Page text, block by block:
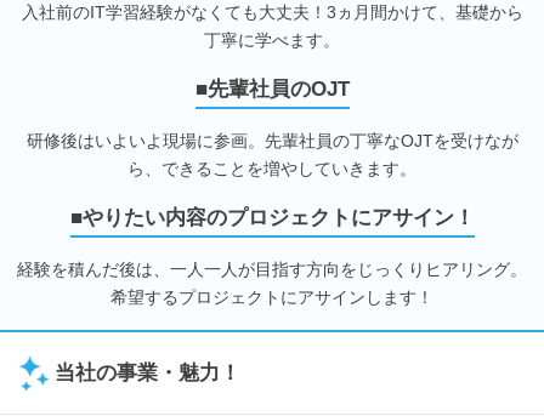
入社前のIT学習経験がなくても大丈夫！3ヵ月間かけて、基礎から
丁寧に学べます。
■先輩社員のOJT
研修後はいよいよ現場に参画。先輩社員の丁寧なOJTを受けなが
ら、できることを増やしていきます。
■やりたい内容のプロジェクトにアサイン！
経験を積んだ後は、一人一人が目指す方向をじっくりヒアリング。
希望するプロジェクトにアサインします！
当社の事業・魅力！